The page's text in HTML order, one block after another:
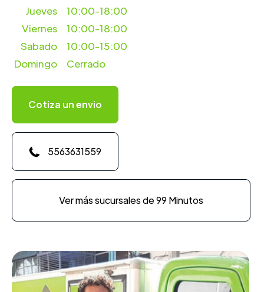
Jueves
10:00-18:00
Viernes
10:00-18:00
Sabado
10:00-15:00
Domingo
Cerrado
Cotiza un envio
5563631559
Ver más sucursales de 99 Minutos